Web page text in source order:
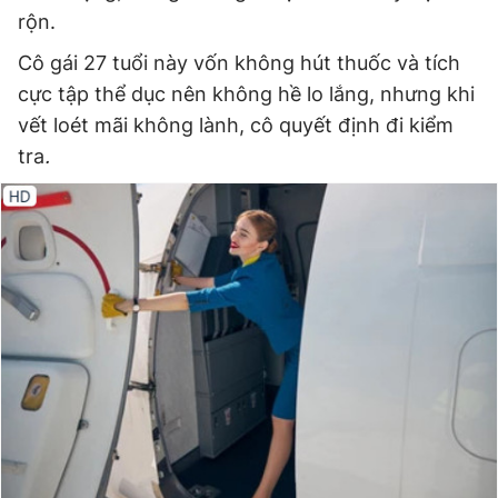
rộn.
Cô gái 27 tuổi này vốn không hút thuốc và tích
cực tập thể dục nên không hề lo lắng, nhưng khi
vết loét mãi không lành, cô quyết định đi kiểm
tra.